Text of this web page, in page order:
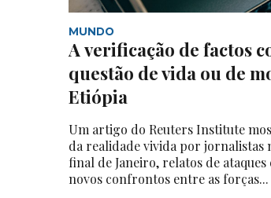
MUNDO
A verificação de factos
questão de vida ou de
Etiópia
Um artigo do Reuters Institute
da realidade vivida por jornalistas
final de Janeiro, relatos de
novos confrontos entre as forças...